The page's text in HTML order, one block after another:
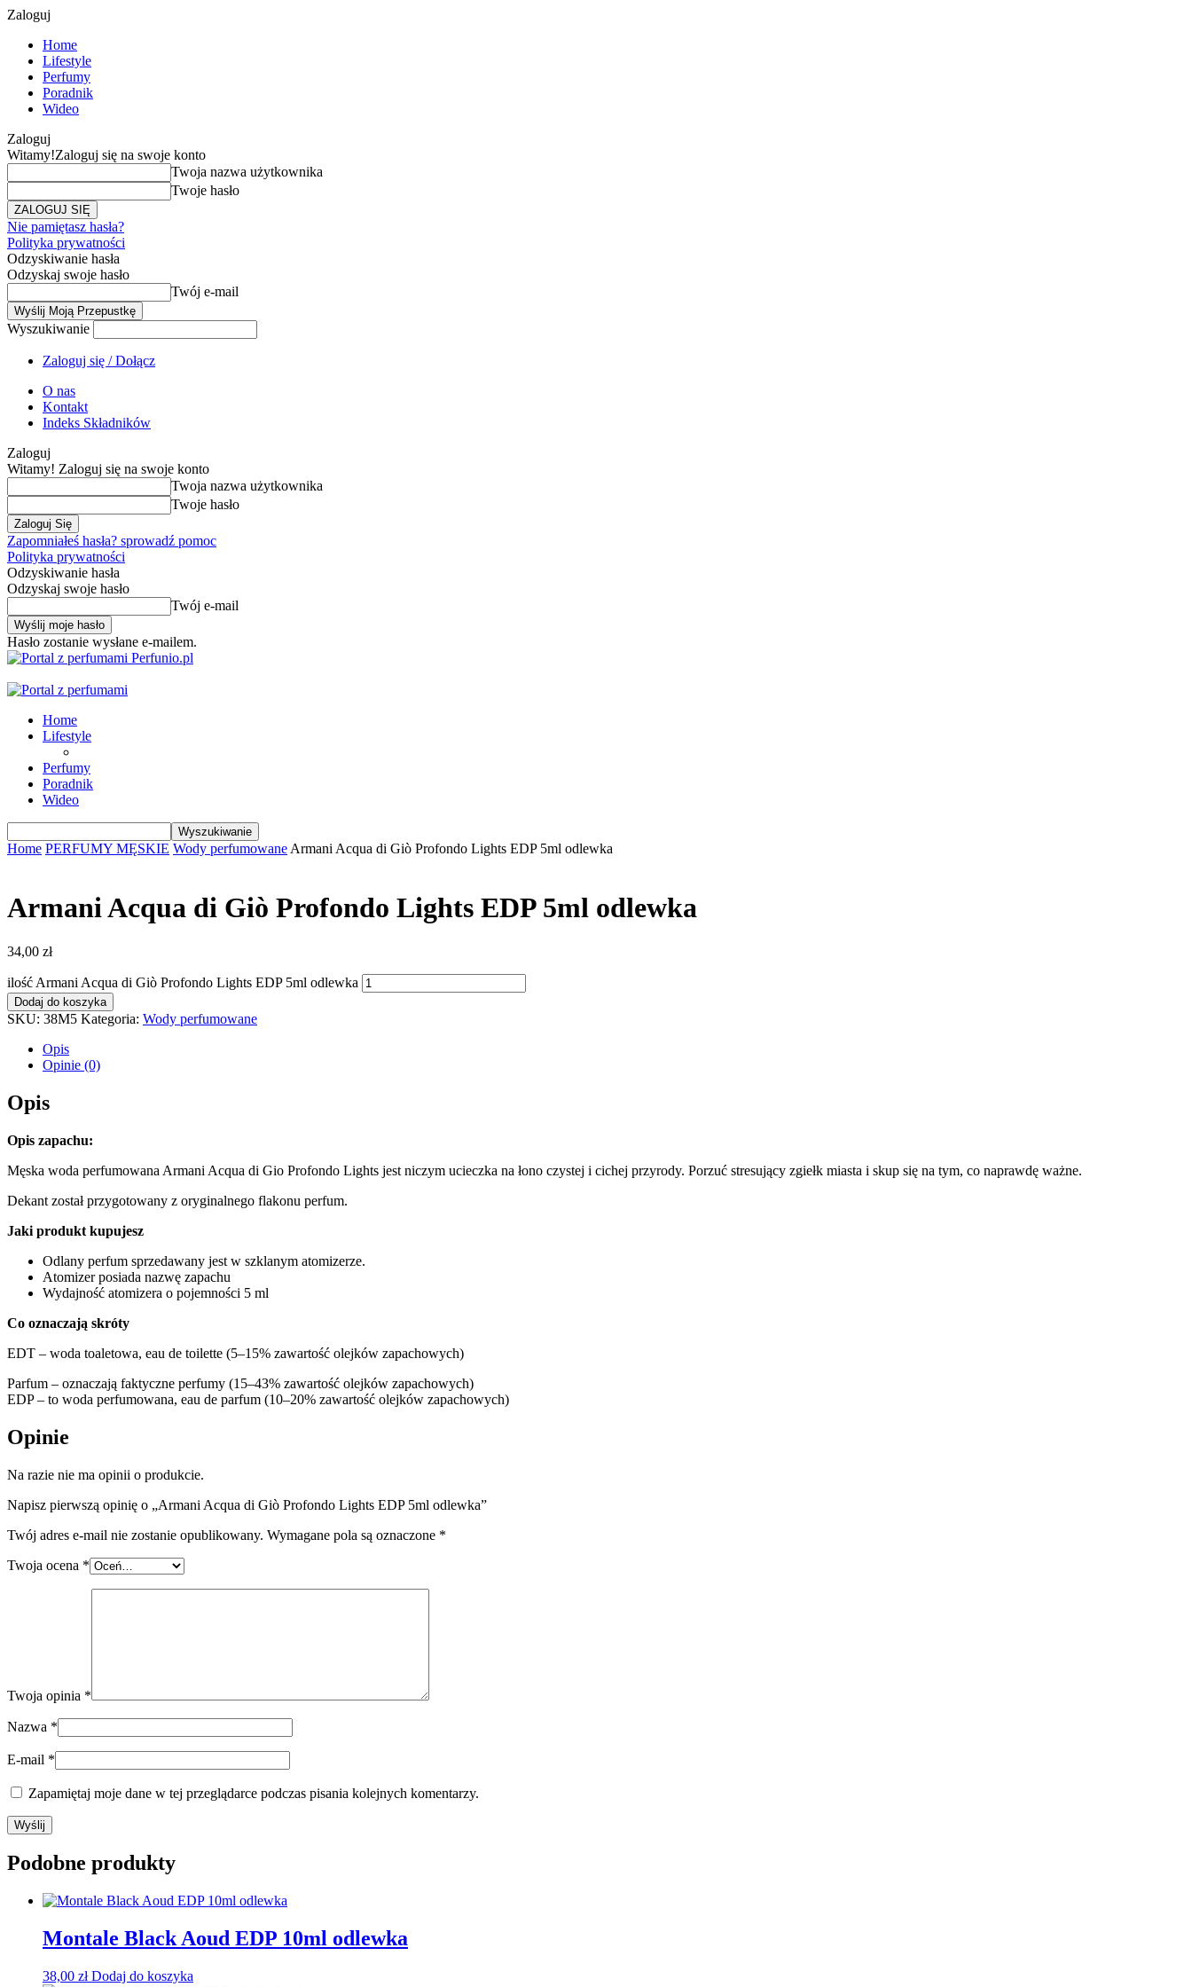
Zaloguj
Home
Lifestyle
Perfumy
Poradnik
Wideo
Zaloguj
Witamy!Zaloguj się na swoje konto
Twoja nazwa użytkownika
Twoje hasło
Nie pamiętasz hasła?
Polityka prywatności
Odzyskiwanie hasła
Odzyskaj swoje hasło
Twój e-mail
Wyszukiwanie
Zaloguj się / Dołącz
O nas
Kontakt
Indeks Składników
Zaloguj
Witamy! Zaloguj się na swoje konto
Twoja nazwa użytkownika
Twoje hasło
Zapomniałeś hasła? sprowadź pomoc
Polityka prywatności
Odzyskiwanie hasła
Odzyskaj swoje hasło
Twój e-mail
Hasło zostanie wysłane e-mailem.
Perfunio.pl
Home
Lifestyle
Perfumy
Poradnik
Wideo
Home PERFUMY MĘSKIE Wody perfumowane Armani Acqua di Giò Profondo Lights EDP 5ml odlewka
Armani Acqua di Giò Profondo Lights EDP 5ml odlewka
34,00 zł
ilość Armani Acqua di Giò Profondo Lights EDP 5ml odlewka
Dodaj do koszyka
SKU: 38M5 Kategoria: Wody perfumowane
Opis
Opinie (0)
Opis
Opis zapachu:
Męska woda perfumowana Armani Acqua di Gio Profondo Lights jest niczym ucieczka na łono czystej i cichej przyrody. Porzuć stresujący zgiełk miasta i skup się na tym, co naprawdę ważne.
Dekant został przygotowany z oryginalnego flakonu perfum.
Jaki produkt kupujesz
Odlany perfum sprzedawany jest w szklanym atomizerze.
Atomizer posiada nazwę zapachu
Wydajność atomizera o pojemności 5 ml
Co oznaczają skróty
EDT – woda toaletowa, eau de toilette (5–15% zawartość olejków zapachowych)
Parfum – oznaczają faktyczne perfumy (15–43% zawartość olejków zapachowych)
EDP – to woda perfumowana, eau de parfum (10–20% zawartość olejków zapachowych)
Opinie
Na razie nie ma opinii o produkcie.
Napisz pierwszą opinię o „Armani Acqua di Giò Profondo Lights EDP 5ml odlewka”
Twój adres e-mail nie zostanie opublikowany. Wymagane pola są oznaczone *
Twoja ocena *
Twoja opinia *
Nazwa *
E-mail *
Zapamiętaj moje dane w tej przeglądarce podczas pisania kolejnych komentarzy.
Podobne produkty
Montale Black Aoud EDP 10ml odlewka
38,00 zł Dodaj do koszyka